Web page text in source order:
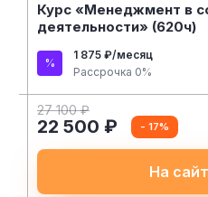
Курс «Менеджмент в
деятельности» (620ч)
1 875 ₽/месяц
Рассрочка 0%
27 100 ₽
22 500 ₽ - 17%
На